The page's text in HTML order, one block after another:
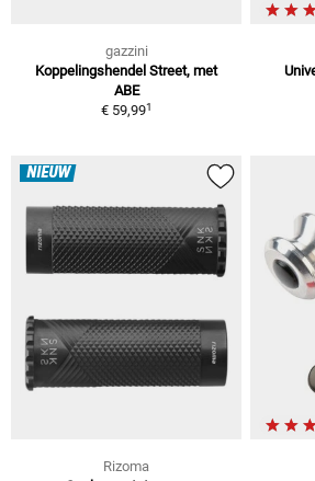
gazzini
Koppelingshendel Street, met
ABE
€ 59,991
NIEUW
Rizoma